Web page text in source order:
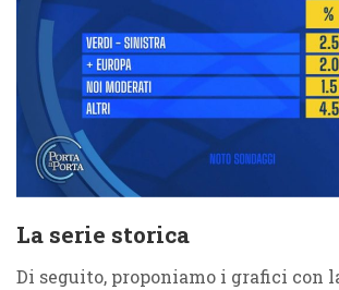
La serie storica
Di seguito, proponiamo i grafici con